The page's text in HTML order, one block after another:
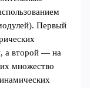
Первый
а второй — на
множество